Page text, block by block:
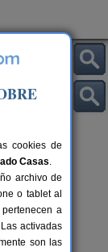
cookies de
Casas.
archivo de
o tablet al
a
activadas
son las